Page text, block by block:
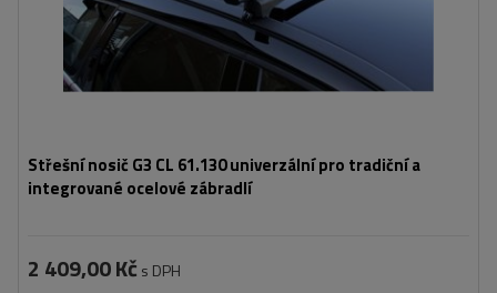
Střešní nosič G3 CL 61.130 univerzální pro tradiční a
integrované ocelové zábradlí
2 409,00 Kč s DPH